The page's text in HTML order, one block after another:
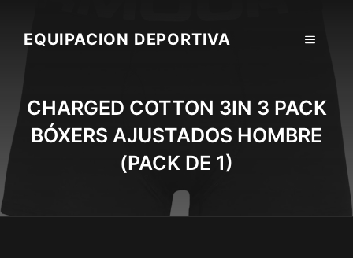
contentEQUIPACION DEPORTIVA MENU
CHARGED COTTON 3IN 3 PACK
BÓXERS AJUSTADOS HOMBRE
(PACK DE 1)